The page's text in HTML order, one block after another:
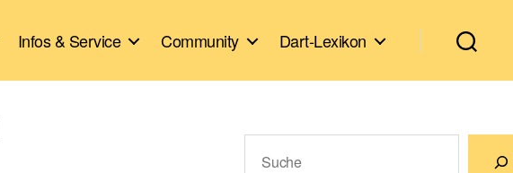
Infos & Service Community Dart-Lexikon